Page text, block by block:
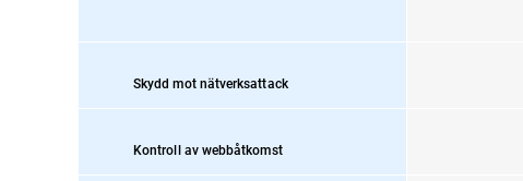
Skydd mot nätverksattack
Kontroll av webbåtkomst